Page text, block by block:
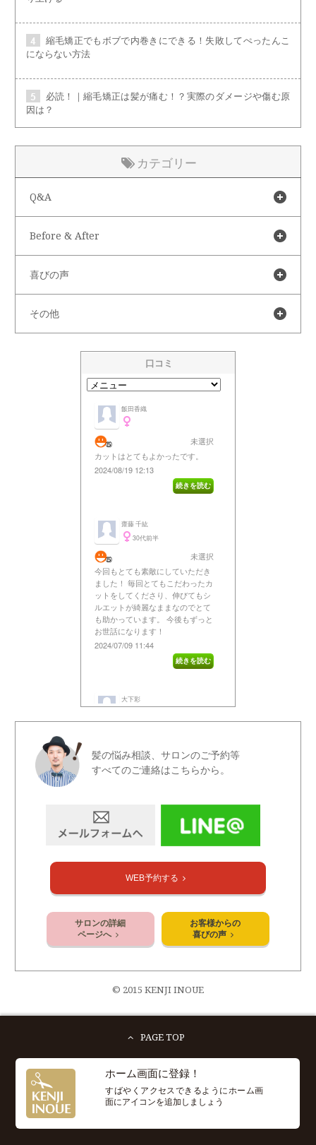
縮毛矯正でもボブで内巻きにできる！失敗してぺったんこ
にならない方法
必読！｜縮毛矯正は髪が痛む！？実際のダメージや傷む原
因は？
カテゴリー
Q&A
Before & After
喜びの声
その他
髪の悩み相談、サロンのご予約等
すべてのご連絡はこちらから。
WEB予約する
サロンの詳細
ページへ
お客様からの
喜びの声
© 2015 KENJI INOUE
PAGE TOP
ホーム画面に登録！
すばやくアクセスできるようにホーム画
面にアイコンを追加しましょう